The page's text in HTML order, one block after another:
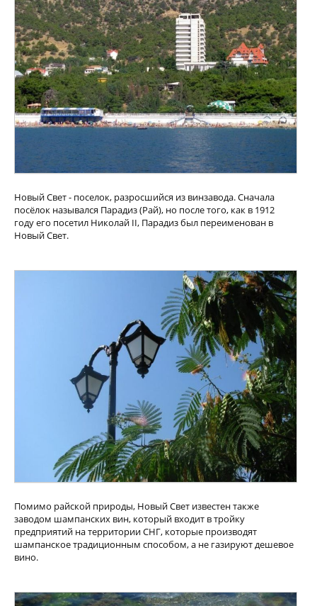
Новый Свет - поселок, разросшийся из винзавода. Сначала
посёлок назывался Парадиз (Рай), но после того, как в 1912
году его посетил Николай II, Парадиз был переименован в
Новый Свет.
Помимо райской природы, Новый Свет известен также
заводом шампанских вин, который входит в тройку
предприятий на территории СНГ, которые производят
шампанское традиционным способом, а не газируют дешевое
вино.